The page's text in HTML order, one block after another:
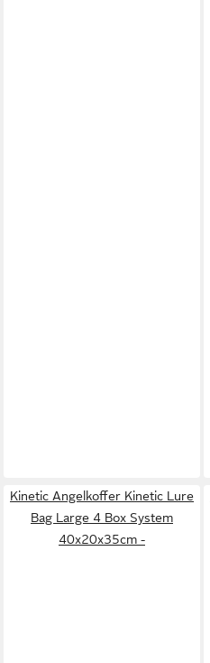
Kinetic Angelkoffer Kinetic Lure
Bag Large 4 Box System
40x20x35cm -